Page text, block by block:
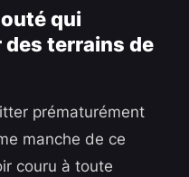
qui
des terrains de
prématurément
manche de ce
couru à toute